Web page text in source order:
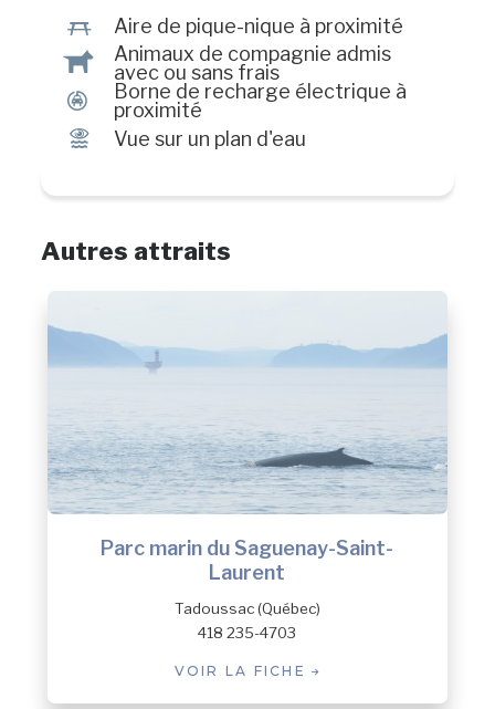
h Aire de pique-nique à proximité
Â
Animaux de compagnie admis
avec ou sans frais
P
Borne de recharge électrique à
proximité
Ï Vue sur un plan d'eau
Autres attraits
Parc marin du Saguenay-Saint-
Laurent
Tadoussac (Québec)
418 235-4703
VOIR LA FICHE